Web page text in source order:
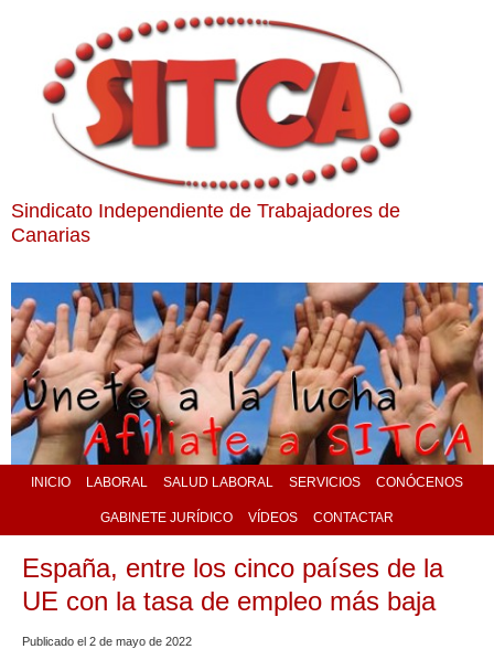
Sindicato Independiente de Trabajadores de
Canarias
INICIO LABORAL SALUD LABORAL SERVICIOS CONÓCENOS
GABINETE JURÍDICO VÍDEOS CONTACTAR
España, entre los cinco países de la
UE con la tasa de empleo más baja
Publicado el 2 de mayo de 2022